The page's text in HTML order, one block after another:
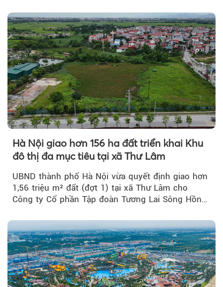
Hà Nội giao hơn 156 ha đất triển khai Khu
đô thị đa mục tiêu tại xã Thư Lâm
UBND thành phố Hà Nội vừa quyết định giao hơn
1,56 triệu m² đất (đợt 1) tại xã Thư Lâm cho
Công ty Cổ phần Tập đoàn Tương Lai Sông Hồng